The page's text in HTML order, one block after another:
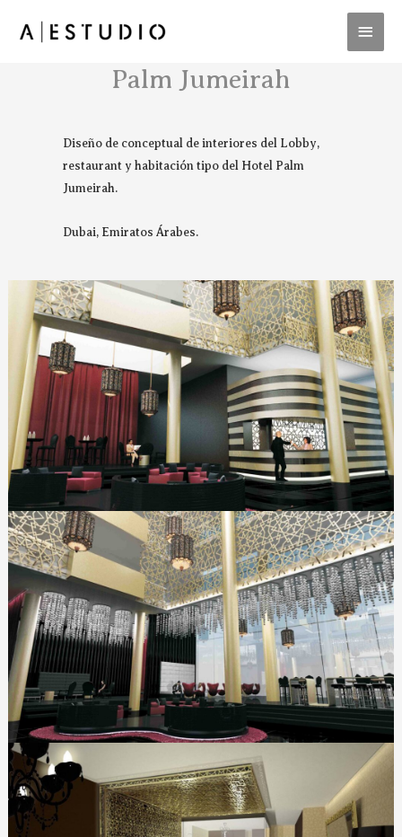
Palm Jumeirah
Diseño de conceptual de interiores del Lobby,
restaurant y habitación tipo del Hotel Palm
Jumeirah.
Dubai, Emiratos Árabes.